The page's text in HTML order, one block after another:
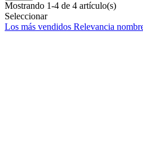
Mostrando 1-4 de 4 artículo(s)
Seleccionar
Los más vendidos Relevancia